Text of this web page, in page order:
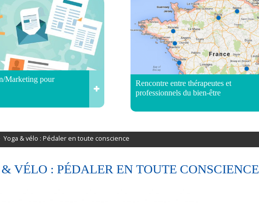
Marketing pour
Rencontre entre thérapeutes et
professionnels du bien-être
Yoga & vélo : Pédaler en toute conscience
VÉLO : PÉDALER EN TOUTE CONSCIENCE